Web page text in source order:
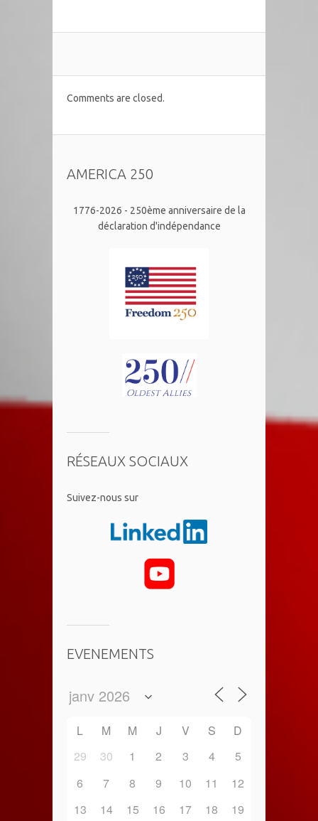
Comments are closed.
AMERICA 250
1776-2026 - 250ème anniversaire de la
déclaration d'indépendance
RÉSEAUX SOCIAUX
​Suivez-nous sur
EVENEMENTS
L M M J V S
D
29
30 1 2 3 4
5
6
7 8 9 10 11
12
13
14 15 16 17 18
19